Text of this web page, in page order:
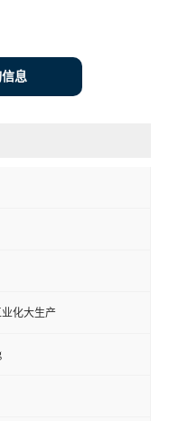
息
化大生产